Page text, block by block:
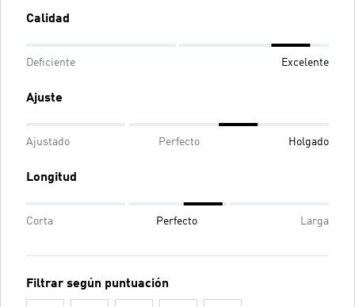
Calidad
Deficiente Excelente
Ajuste
Ajustado Perfecto Holgado
Longitud
Corta Perfecto Larga
Filtrar según puntuación